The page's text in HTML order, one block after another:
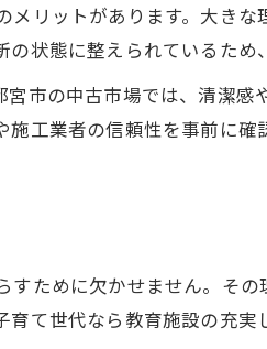
賃貸と購入の比較ポイント
ォーム会社活用術を解説
産価値を守るための工夫
リットがあります。大き
状態に整えられているため
市の中古市場では、清潔感
工業者の信頼性を事前に
ために欠かせません。そ
て世代なら教育施設の充実